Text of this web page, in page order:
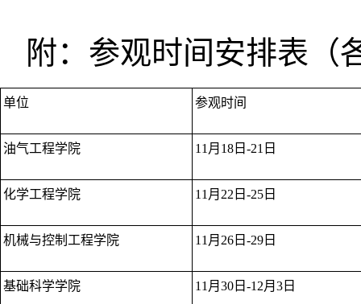
附：参观时间安排表（
单位 参观时间
油气工程学院 11月18日-21日
化学工程学院 11月22日-25日
机械与控制工程学院 11月26日-29日
基础科学学院 11月30日-12月3日